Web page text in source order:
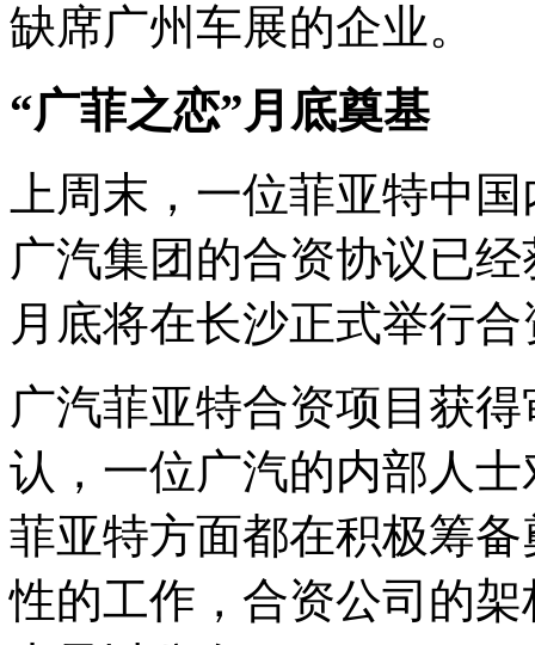
缺席广州车展的企业。
“广菲之恋”月底奠基
上周末，一位菲亚特中
广汽集团的合资协议已
月底将在长沙正式举行
广汽菲亚特合资项目获
认，一位广汽的内部人
菲亚特方面都在积极筹
性的工作，合资公司的